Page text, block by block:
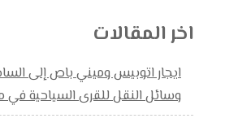
اخر المقالات
ايجار اتوبيس وميني باص إلى
وسائل النقل للقرى السياحية في